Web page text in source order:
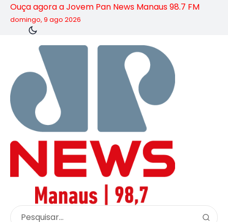
Ouça agora a Jovem Pan News Manaus 98.7 FM
domingo, 9 ago 2026